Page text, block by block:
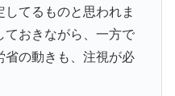
てるものと思われま
ておきながら、一方で
省の動きも、注視が必